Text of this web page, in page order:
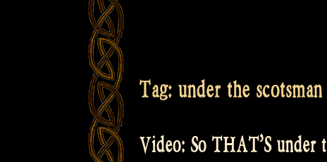
Tag: under the
Video: So THAT’S under